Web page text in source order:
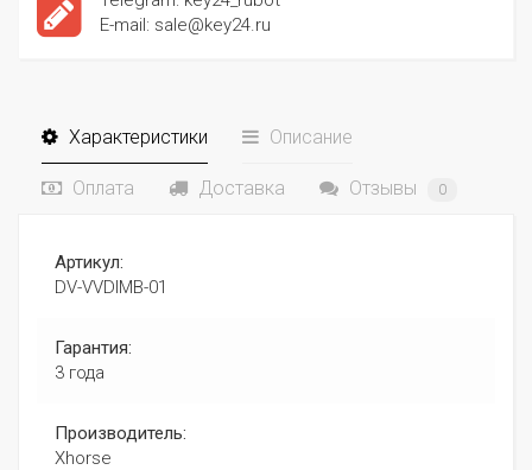
E-mail: sale@key24.ru
Характеристики Описание
Оплата Доставка Отзывы 0
Артикул:
DV-VVDIMB-01
Гарантия:
3 года
Производитель:
Xhorse